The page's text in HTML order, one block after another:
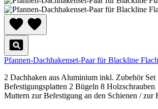
Pfannen-Dachhakenset-Paar für Blackline
2 Dachhaken aus Aluminium inkl. Zubehör Set
Befestigungsplatten 2 Bügeln 8 Holzschrauben
Muttern zur Befestigung an den Schienen / zur